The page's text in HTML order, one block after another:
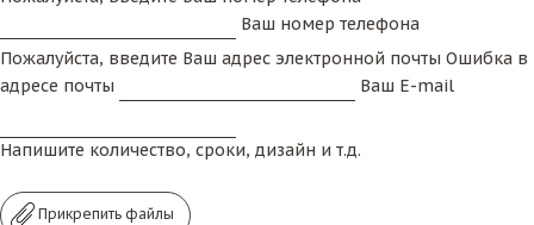
Ваш номер телефона
Пожалуйста, введите Ваш адрес электронной почты Ошибка в
адресе почты
Ваш E-mail
Напишите количество, сроки, дизайн и т.д.
Прикрепить файлы